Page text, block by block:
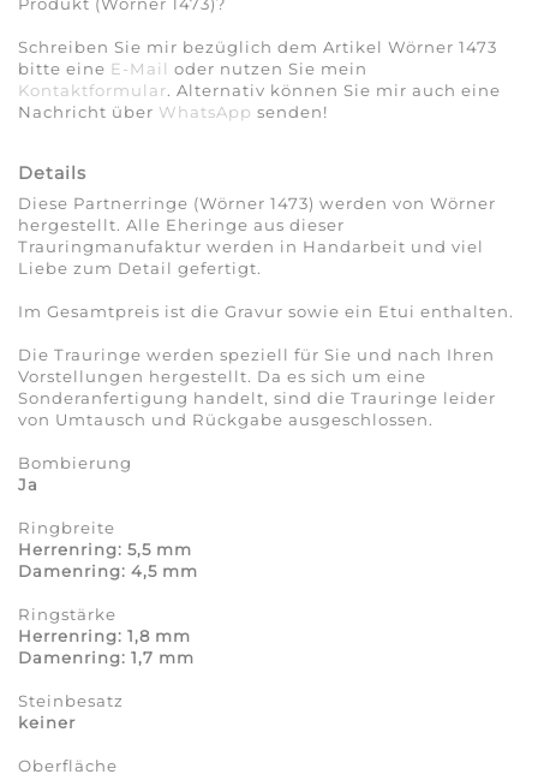
Produkt (Wörner 1473)?
Schreiben Sie mir bezüglich dem Artikel Wörner 1473
bitte eine E-Mail oder nutzen Sie mein
Kontaktformular. Alternativ können Sie mir auch eine
Nachricht über WhatsApp senden!
Details
Diese Partnerringe (Wörner 1473) werden von Wörner
hergestellt. Alle Eheringe aus dieser
Trauringmanufaktur werden in Handarbeit und viel
Liebe zum Detail gefertigt.
Im Gesamtpreis ist die Gravur sowie ein Etui enthalten.
Die Trauringe werden speziell für Sie und nach Ihren
Vorstellungen hergestellt. Da es sich um eine
Sonderanfertigung handelt, sind die Trauringe leider
von Umtausch und Rückgabe ausgeschlossen.
Bombierung
Ja
Ringbreite
Herrenring: 5,5 mm
Damenring: 4,5 mm
Ringstärke
Herrenring: 1,8 mm
Damenring: 1,7 mm
Steinbesatz
keiner
Oberfläche